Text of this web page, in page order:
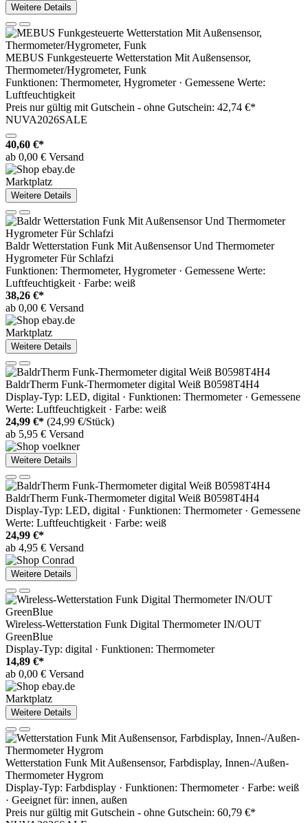
Weitere Details
MEBUS Funkgesteuerte Wetterstation Mit Außensensor,
Thermometer/Hygrometer, Funk
Funktionen: Thermometer, Hygrometer · Gemessene Werte:
Luftfeuchtigkeit
Preis nur gültig mit Gutschein - ohne Gutschein: 42,74 €*
NUVA2026SALE
40,60 €*
ab 0,00 € Versand
Marktplatz
Weitere Details
Baldr Wetterstation Funk Mit Außensensor Und Thermometer
Hygrometer Für Schlafzi
Funktionen: Thermometer, Hygrometer · Gemessene Werte:
Luftfeuchtigkeit · Farbe: weiß
38,26 €*
ab 0,00 € Versand
Marktplatz
Weitere Details
BaldrTherm Funk-Thermometer digital Weiß B0598T4H4
Display-Typ: LED, digital · Funktionen: Thermometer · Gemessene
Werte: Luftfeuchtigkeit · Farbe: weiß
24,99 €* (24,99 €/Stück)
ab 5,95 € Versand
Weitere Details
BaldrTherm Funk-Thermometer digital Weiß B0598T4H4
Display-Typ: LED, digital · Funktionen: Thermometer · Gemessene
Werte: Luftfeuchtigkeit · Farbe: weiß
24,99 €*
ab 4,95 € Versand
Weitere Details
Wireless-Wetterstation Funk Digital Thermometer IN/OUT
GreenBlue
Display-Typ: digital · Funktionen: Thermometer
14,89 €*
ab 0,00 € Versand
Marktplatz
Weitere Details
Wetterstation Funk Mit Außensensor, Farbdisplay, Innen-/Außen-
Thermometer Hygrom
Display-Typ: Farbdisplay · Funktionen: Thermometer · Farbe: weiß
· Geeignet für: innen, außen
Preis nur gültig mit Gutschein - ohne Gutschein: 60,79 €*